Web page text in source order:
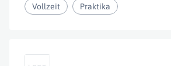
Vollzeit Praktika